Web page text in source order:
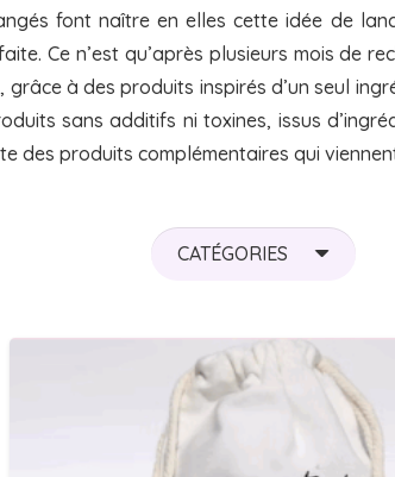
font naître en elles cette idée de
Ce n’est qu’après plusieurs mois de
à des produits inspirés d’un seul
sans additifs ni toxines, issus
des produits complémentaires qui
CATÉGORIES